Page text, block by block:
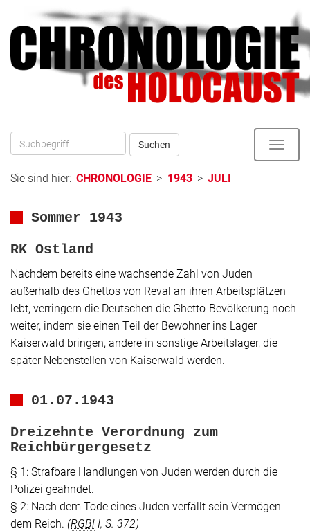
Hauptnavigation
Inhalt
Suchen
Toggle
Sie sind hier: CHRONOLOGIE > 1943 > JULI
Sommer 1943
RK Ostland
Nachdem bereits eine wachsende Zahl von Juden
außerhalb des Ghettos von Reval an ihren Arbeitsplätzen
lebt, verringern die Deutschen die Ghetto-Bevölkerung noch
weiter, indem sie einen Teil der Bewohner ins Lager
Kaiserwald bringen, andere in sonstige Arbeitslager, die
später Nebenstellen von Kaiserwald werden.
01.07.1943
Dreizehnte Verordnung zum
Reichbürgergesetz
§ 1: Strafbare Handlungen von Juden werden durch die
Polizei geahndet.
§ 2: Nach dem Tode eines Juden verfällt sein Vermögen
dem Reich. (RGBl I, S. 372)